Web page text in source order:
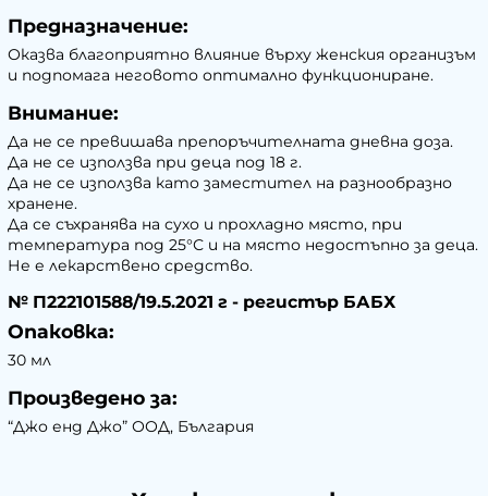
Предназначение:
Оказва благоприятно влияние върху женския организъм
и подпомага неговото оптимално функциониране.
Внимание:
Да не се превишава препоръчителната дневна доза.
Да не се използва при деца под 18 г.
Да не се използва като заместител на разнообразно
хранене.
Да се съхранява на сухо и прохладно място, при
температура под 25°С и на място недостъпно за деца.
Не е лекарствено средство.
№ П222101588/19.5.2021 г - регистър БАБХ
Опаковка:
30 мл
Произведено за:
“Джо енд Джо” ООД, България